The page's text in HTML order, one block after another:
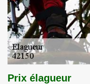
Prix élagueur